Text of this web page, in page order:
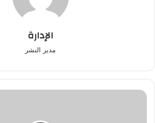
الإدارة
مدير النشر
بلماضي